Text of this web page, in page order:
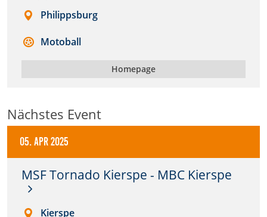
Philippsburg
Motoball
Homepage
Nächstes Event
05. Apr 2025
MSF Tornado Kierspe - MBC Kierspe
Kierspe
Zweck:
verwendeten Hintergrundbildern der Website.
Cookie Consent
Name:
cookie_consent
Anbieter: